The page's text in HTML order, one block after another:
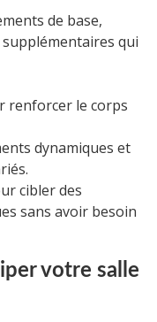
de base,
qui
renforcer le corps
dynamiques et
cibler des
sans avoir besoin
votre salle